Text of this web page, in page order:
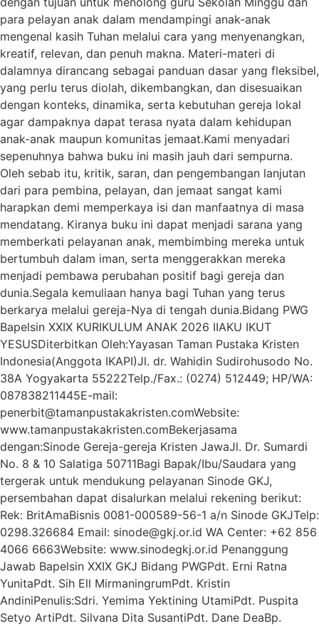
para pelayan anak dalam mendampingi anak-anak
mengenal kasih Tuhan melalui cara yang menyenangkan,
kreatif, relevan, dan penuh makna. Materi-materi di
dalamnya dirancang sebagai panduan dasar yang fleksibel,
yang perlu terus diolah, dikembangkan, dan disesuaikan
dengan konteks, dinamika, serta kebutuhan gereja lokal
agar dampaknya dapat terasa nyata dalam kehidupan
anak-anak maupun komunitas jemaat.Kami menyadari
sepenuhnya bahwa buku ini masih jauh dari sempurna.
Oleh sebab itu, kritik, saran, dan pengembangan lanjutan
dari para pembina, pelayan, dan jemaat sangat kami
harapkan demi memperkaya isi dan manfaatnya di masa
mendatang. Kiranya buku ini dapat menjadi sarana yang
memberkati pelayanan anak, membimbing mereka untuk
bertumbuh dalam iman, serta menggerakkan mereka
menjadi pembawa perubahan positif bagi gereja dan
dunia.Segala kemuliaan hanya bagi Tuhan yang terus
berkarya melalui gereja-Nya di tengah dunia.Bidang PWG
Bapelsin XXIX KURIKULUM ANAK 2026 IIAKU IKUT
YESUSDiterbitkan Oleh:Yayasan Taman Pustaka Kristen
Indonesia(Anggota IKAPI)Jl. dr. Wahidin Sudirohusodo No.
38A Yogyakarta 55222Telp./Fax.: (0274) 512449; HP/WA:
087838211445E-mail:
penerbit@tamanpustakakristen.comWebsite:
www.tamanpustakakristen.comBekerjasama
dengan:Sinode Gereja-gereja Kristen JawaJl. Dr. Sumardi
No. 8 & 10 Salatiga 50711Bagi Bapak/Ibu/Saudara yang
tergerak untuk mendukung pelayanan Sinode GKJ,
persembahan dapat disalurkan melalui rekening berikut:
Rek: BritAmaBisnis 0081-000589-56-1 a/n Sinode GKJTelp:
0298.326684 Email: sinode@gkj.or.id WA Center: +62 856
4066 6663Website: www.sinodegkj.or.id Penanggung
Jawab Bapelsin XXIX GKJ Bidang PWGPdt. Erni Ratna
YunitaPdt. Sih Ell MirmaningrumPdt. Kristin
AndiniPenulis:Sdri. Yemima Yektining UtamiPdt. Puspita
Setyo ArtiPdt. Silvana Dita SusantiPdt. Dane DeaBp.